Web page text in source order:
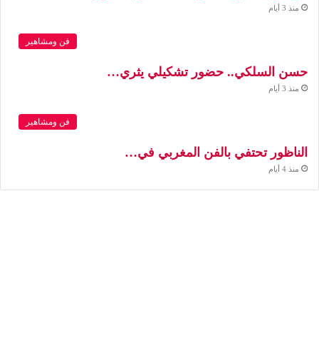
منذ 3 أيام
فن ومشاهير
حسن السلكي.. حضور تشكيلي يثري…
منذ 3 أيام
فن ومشاهير
الناظور تحتفي بالفن المغربي في…
منذ 4 أيام